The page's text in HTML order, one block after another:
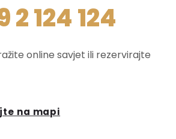
2 124 124
online savjet ili rezervirajte
na mapi